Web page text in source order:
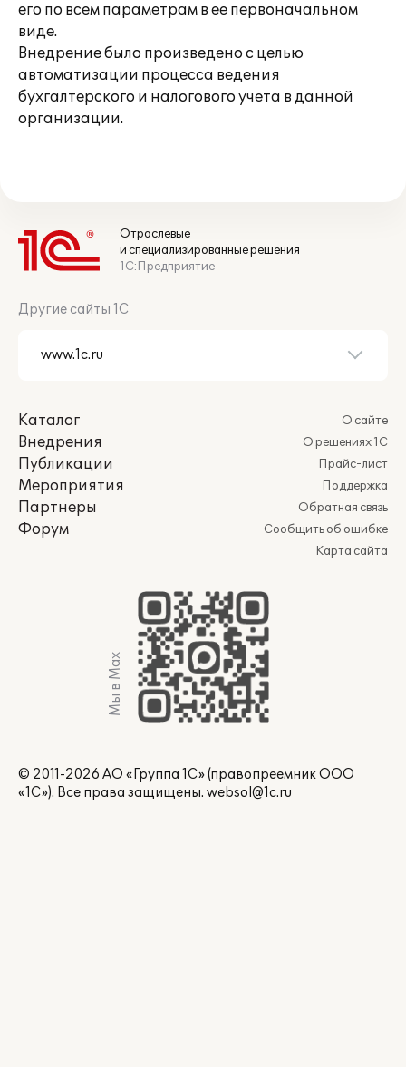
его по всем параметрам в ее первоначальном
виде.
Внедрение было произведено с целью
автоматизации процесса ведения
бухгалтерского и налогового учета в данной
организации.
Отраслевые
и специализированные решения
1С:Предприятие
Другие сайты 1С
Каталог
Внедрения
Публикации
Мероприятия
Партнеры
Форум
О сайте
О решениях 1С
Прайс-лист
Поддержка
Обратная связь
Сообщить об ошибке
Карта сайта
Мы в Max
© 2011-2026 АО «Группа 1С» (правопреемник ООО
«1С»). Все права защищены. websol@1c.ru